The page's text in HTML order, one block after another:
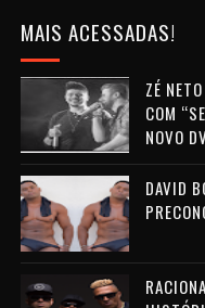
MAIS ACESSADAS!
ZÉ
COM
NOVO
DAVID